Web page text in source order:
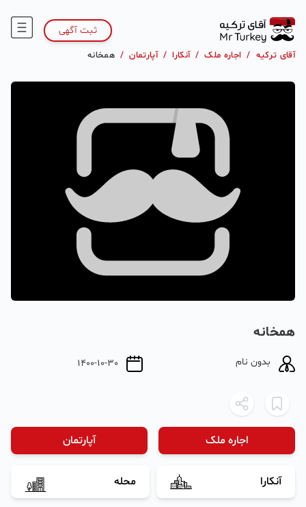
ثبت آگهی
آقای ترکیه / اجاره ملک / آنکارا / آپارتمان / همخانه
همخانه
بدون نام 1400-10-30
اجاره ملک آپارتمان
آنکارا محله